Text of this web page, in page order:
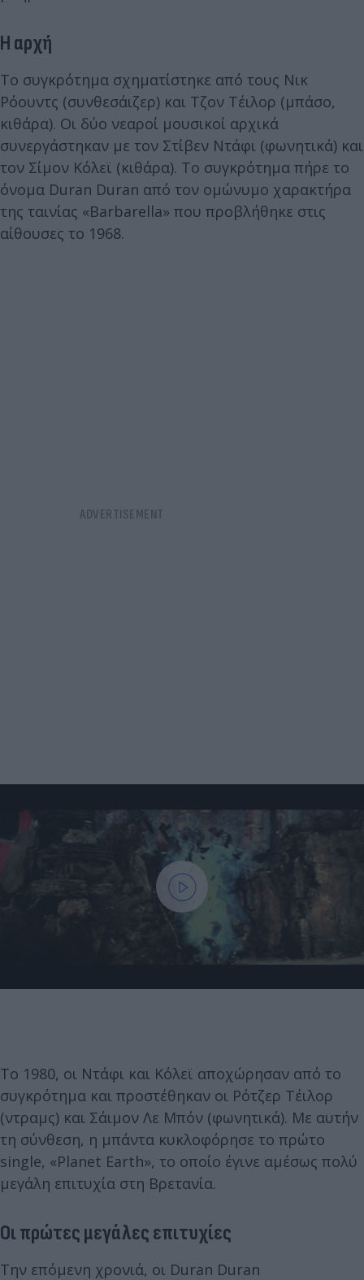
Η αρχή
Το συγκρότημα σχηματίστηκε από τους Νικ
Ρόουντς (συνθεσάιζερ) και Τζον Τέιλορ (μπάσο,
κιθάρα). Οι δύο νεαροί μουσικοί αρχικά
συνεργάστηκαν με τον Στίβεν Ντάφι (φωνητικά) και
τον Σίμον Κόλεϊ (κιθάρα). Το συγκρότημα πήρε το
όνομα Duran Duran από τον ομώνυμο χαρακτήρα
της ταινίας «Barbarella» που προβλήθηκε στις
αίθουσες το 1968.
Το 1980, οι Ντάφι και Κόλεϊ αποχώρησαν από το
συγκρότημα και προστέθηκαν οι Ρότζερ Τέιλορ
(ντραμς) και Σάιμον Λε Μπόν (φωνητικά). Με αυτήν
τη σύνθεση, η μπάντα κυκλοφόρησε το πρώτο
single, «Planet Earth», το οποίο έγινε αμέσως πολύ
μεγάλη επιτυχία στη Βρετανία.
Οι πρώτες μεγάλες επιτυχίες
Την επόμενη χρονιά, οι Duran Duran